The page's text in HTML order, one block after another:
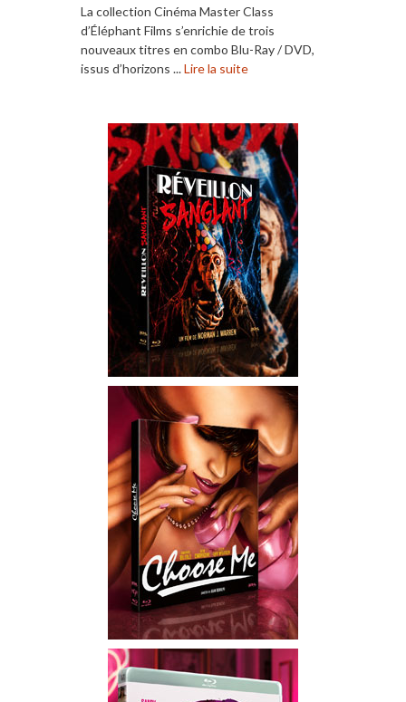
La collection Cinéma Master Class
d’Éléphant Films s’enrichie de trois
nouveaux titres en combo Blu-Ray / DVD,
issus d’horizons ...Lire la suite